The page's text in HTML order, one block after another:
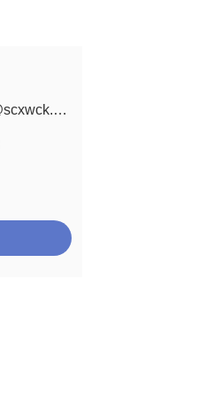
homefish_b2b01@scxwck.com